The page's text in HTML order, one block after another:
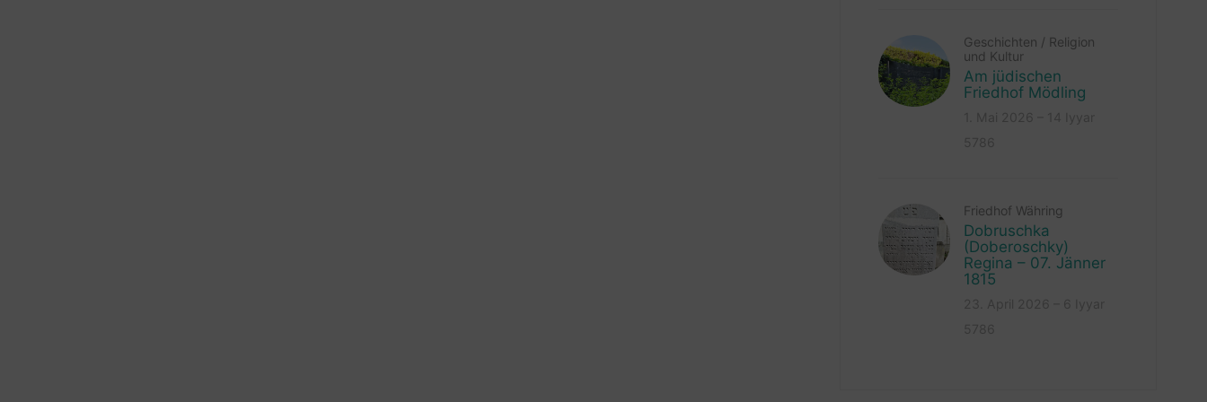
Geschichten / Religion
und Kultur
Am jüdischen
Friedhof Mödling
Friedhof Währing
Dobruschka
(Doberoschky)
Regina – 07. Jänner
1815